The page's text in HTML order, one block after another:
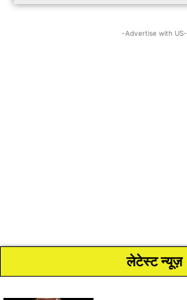
-Advertise with US-
लेटेस्ट न्यूज़